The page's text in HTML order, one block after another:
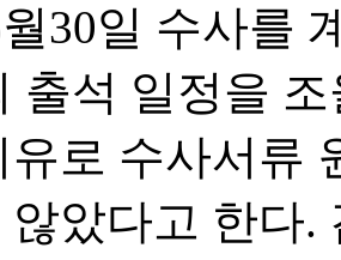
30일 수사를
출석 일정을
유로 수사서류
았다고 한다.